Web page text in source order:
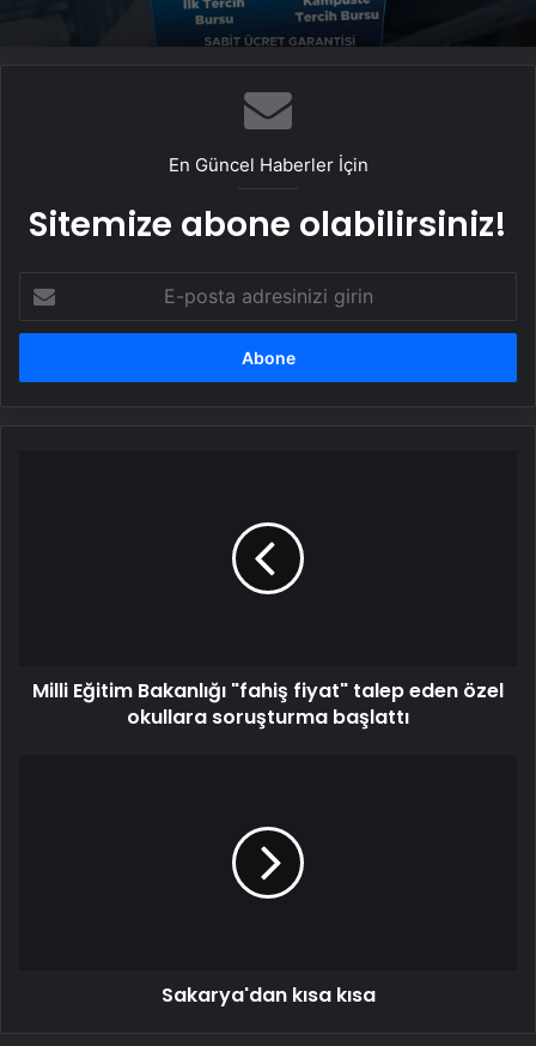
En Güncel Haberler İçin
Sitemize abone olabilirsiniz!
posta
adresinizi
soruşturma
Milli Eğitim Bakanlığı "fahiş fiyat" talep eden özel
okullara soruşturma başlattı
Sakarya'dan kısa kısa